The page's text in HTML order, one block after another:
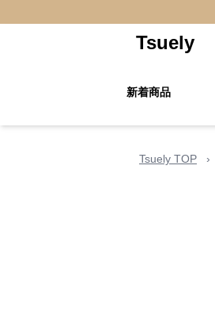
Tsuely
新着商品
Tsuely TOP ›